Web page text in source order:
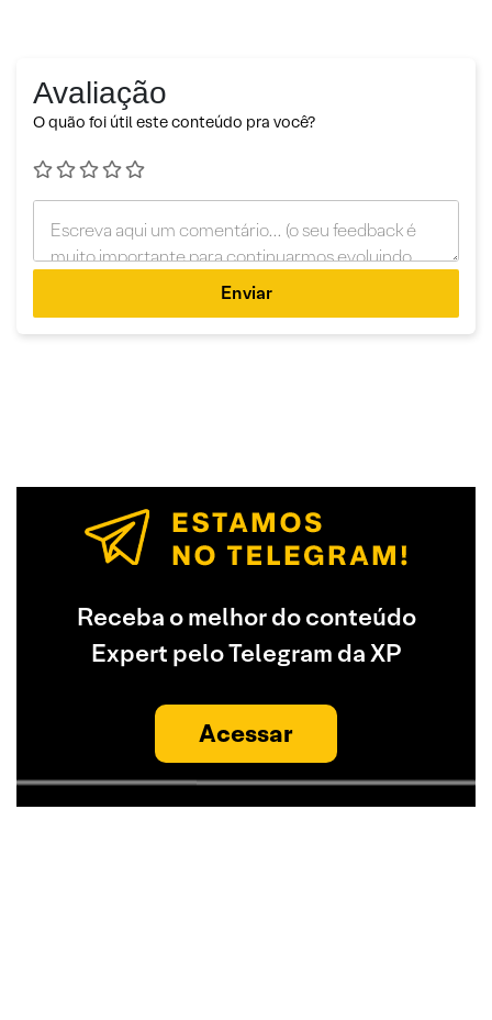
Avaliação
O quão foi útil este conteúdo pra você?
Enviar
Receba o melhor do conteúdo
Expert pelo Telegram da XP
Acessar